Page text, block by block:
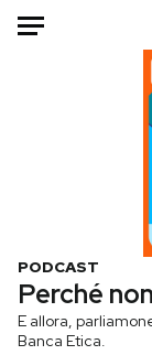
Tecnologia
Internet
Scienza
PODCAST
Perché
E allora,
Banca Etica.